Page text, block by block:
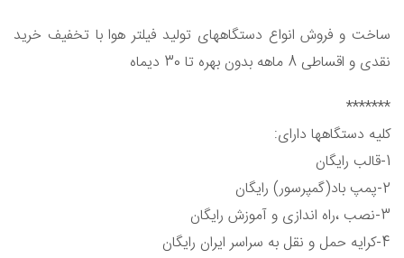
ساخت و فروش انواع دستگاههای تولید فیلتر هوا با تخفیف خرید
نقدی و اقساطی 8 ماهه بدون بهره تا 30 دیماه
*******
کلیه دستگاهها دارای:
1-قالب رایگان
2-پمپ باد(گمپرسور) رایگان
3-نصب ،راه اندازی و آموزش رایگان
4-کرایه حمل و نقل به سراسر ایران رایگان